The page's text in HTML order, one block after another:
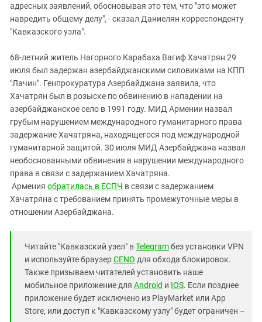
адресных заявлений, обосновывая это тем, что "это может
навредить общему делу", - сказал Даниелян корреспонденту
"Кавказского узла".
68-летний житель Нагорного Карабаха Вагиф Хачатрян 29
июля был задержан азербайджанскими силовиками на КПП
"Лачин". Генпрокуратура Азербайджана заявила, что
Хачатрян был в розыске по обвинению в нападении на
азербайджанское село в 1991 году. МИД Армении назвал
грубым нарушением международного гуманитарного права
задержание Хачатряна, находящегося под международной
гуманитарной защитой. 30 июля МИД Азербайджана назвал
необоснованными обвинения в нарушении международного
права в связи с задержанием Хачатряна.
Армения обратилась в ЕСПЧ в связи с задержанием
Хачатряна с требованием принять промежуточные меры в
отношении Азербайджана.
Читайте "Кавказский узел" вTelegramбез установки VPN
и используйте браузерCENO для обхода блокировок.
Также призываем читателей установить наше
мобильное приложение для Android и IOS. Если позднее
приложение будет исключено из PlayMarket или App
Store, или доступ к "Кавказскому узлу" будет ограничен –